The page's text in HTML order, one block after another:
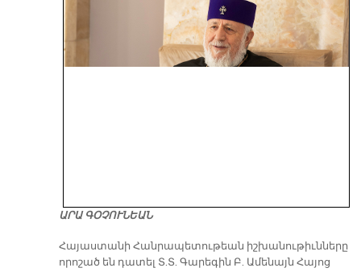
ԱՐԱ ԳՕՉՈՒՆԵԱՆ
​Հայաստանի Հանրապետութեան իշխանութիւնները
որոշած են դատել Տ.Տ. Գարեգին Բ. Ամենայն Հայոց